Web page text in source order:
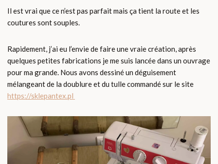
Il est vrai que ce n’est pas parfait mais ça tient la route et les
coutures sont souples.
Rapidement, j’ai eu l’envie de faire une vraie création, après
quelques petites fabrications je me suis lancée dans un ouvrage
pour ma grande. Nous avons dessiné un déguisement
mélangeant de la doublure et du tulle commandé sur le site
https://sklepantex.pl